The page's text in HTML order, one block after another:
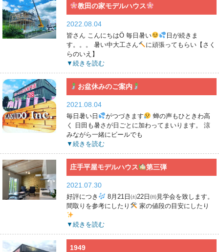
教田の家モデルハウス
2022.08.04
皆さん こんにちはÖ 毎日暑い
日が続きま
す。。。 暑い中大工さん
に頑張ってもらい【さく
らのいえ】
▼続きを読む
お盆休みのご案内
2021.08.04
毎日暑い日
がつづきます
蝉の声もひときわ高
く 日田も暑さが日ごとに加わってまいります。 涼
みながら一緒にビールでも
▼続きを読む
庄手平屋モデルハウス 第三弾
2021.07.30
好評につき
8月21日㈯22日㈰見学会を致します。
間取りを参考にしたり
家の値段の目安にしたり
▼続きを読む
1949